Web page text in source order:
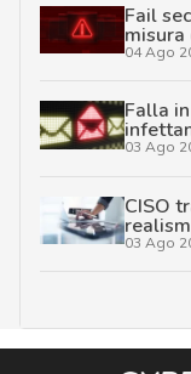
Fail
misura
04 Ago
Falla
03 Ago
CISO
03 Ago